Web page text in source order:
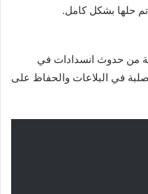
تم حلها بشكل كامل.
من حدوث انسدادات في
في البلاعات والحفاظ على